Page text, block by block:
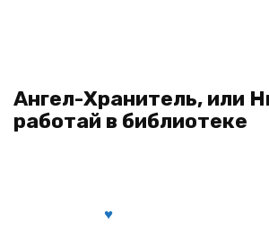
Ангел-Хранитель, или
работай в библиотеке